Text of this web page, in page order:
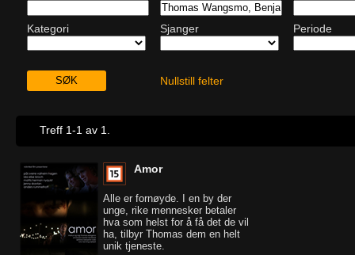
Kategori Sjanger Periode
Nullstill felter
Treff 1-1 av 1.
Amor
Alle er fornøyde. I en by der
unge, rike mennesker betaler
hva som helst for å få det de vil
ha, tilbyr Thomas dem en helt
unik tjeneste.